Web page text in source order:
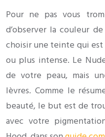
Pour ne pas vous
d’observer la couleur
choisir une teinte qui
ou plus intense. Le
de votre peau, mais
lèvres. Comme le
beauté, le but est de
avec votre